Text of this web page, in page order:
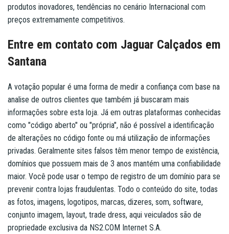
produtos inovadores, tendências no cenário Internacional com
preços extremamente competitivos.
Entre em contato com Jaguar Calçados em
Santana
A votação popular é uma forma de medir a confiança com base na
analise de outros clientes que também já buscaram mais
informações sobre esta loja. Já em outras plataformas conhecidas
como "código aberto" ou "própria", não é possível a identificação
de alterações no código fonte ou má utilização de informações
privadas. Geralmente sites falsos têm menor tempo de existência,
domínios que possuem mais de 3 anos mantém uma confiabilidade
maior. Você pode usar o tempo de registro de um domínio para se
prevenir contra lojas fraudulentas. Todo o conteúdo do site, todas
as fotos, imagens, logotipos, marcas, dizeres, som, software,
conjunto imagem, layout, trade dress, aqui veiculados são de
propriedade exclusiva da NS2.COM Internet S.A.